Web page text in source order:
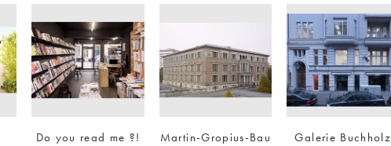
Do you read me ?! Martin-Gropius-Bau Galerie Buchholz